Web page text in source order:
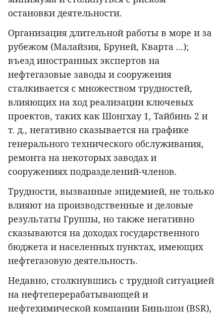
остановки деятельности.
Организация длительной работы в море и за
рубежом (Малайзия, Бруней, Кварта ...);
въезд иностранных экспертов на
нефтегазовые заводы и сооружения
сталкивается с множеством трудностей,
влияющих на ход реализации ключевых
проектов, таких как Шонгхау 1, Тайбинь 2 и
т. д., негативно сказывается на графике
генерального технического обслуживания,
ремонта на некоторых заводах и
сооружениях подразделений-членов.
Трудности, вызванные эпидемией, не только
влияют на производственные и деловые
результаты Группы, но также негативно
сказываются на доходах государственного
бюджета и населенных пунктах, имеющих
нефтегазовую деятельность.
Недавно, столкнувшись с трудной ситуацией
на нефтеперерабатывающей и
нефтехимической компании Биньшон (BSR),